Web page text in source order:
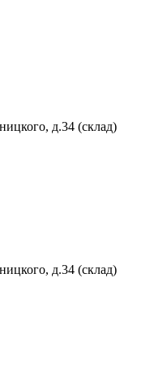
д.34 (склад)
д.34 (склад)